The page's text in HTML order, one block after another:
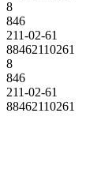
8
846
211-02-61
88462110261
8
846
211-02-61
88462110261